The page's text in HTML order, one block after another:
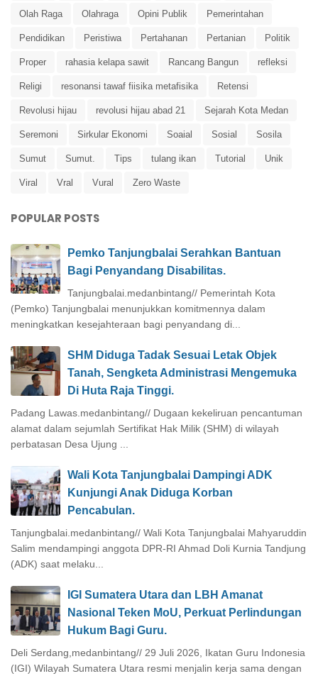
Olah Raga Olahraga Opini Publik Pemerintahan
Pendidikan Peristiwa Pertahanan Pertanian Politik
Proper rahasia kelapa sawit Rancang Bangun refleksi
Religi resonansi tawaf fiisika metafisika Retensi
Revolusi hijau revolusi hijau abad 21 Sejarah Kota Medan
Seremoni Sirkular Ekonomi Soaial Sosial Sosila
Sumut Sumut. Tips tulang ikan Tutorial Unik
Viral Vral Vural Zero Waste
POPULAR POSTS
Pemko Tanjungbalai Serahkan Bantuan
Bagi Penyandang Disabilitas.
Tanjungbalai.medanbintang// Pemerintah Kota
(Pemko) Tanjungbalai menunjukkan komitmennya dalam
meningkatkan kesejahteraan bagi penyandang di...
SHM Diduga Tadak Sesuai Letak Objek
Tanah, Sengketa Administrasi Mengemuka
Di Huta Raja Tinggi.
Padang Lawas.medanbintang// Dugaan kekeliruan pencantuman
alamat dalam sejumlah Sertifikat Hak Milik (SHM) di wilayah
perbatasan Desa Ujung ...
Wali Kota Tanjungbalai Dampingi ADK
Kunjungi Anak Diduga Korban
Pencabulan.
Tanjungbalai.medanbintang// Wali Kota Tanjungbalai Mahyaruddin
Salim mendampingi anggota DPR-RI Ahmad Doli Kurnia Tandjung
(ADK) saat melaku...
IGI Sumatera Utara dan LBH Amanat
Nasional Teken MoU, Perkuat Perlindungan
Hukum Bagi Guru.
Deli Serdang,medanbintang// 29 Juli 2026, Ikatan Guru Indonesia
(IGI) Wilayah Sumatera Utara resmi menjalin kerja sama dengan